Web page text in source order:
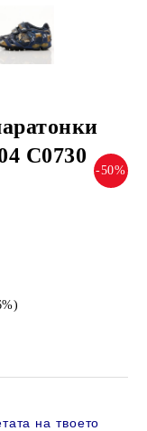
C0730
-50%
на твоето